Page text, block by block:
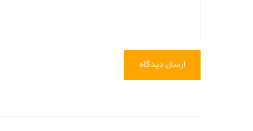
ارسال دیدگاه